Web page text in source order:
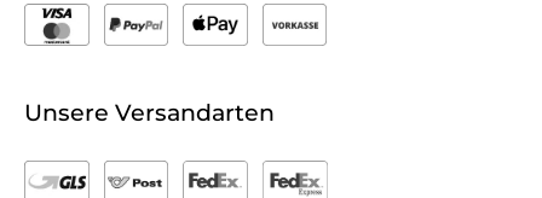
Unsere Versandarten